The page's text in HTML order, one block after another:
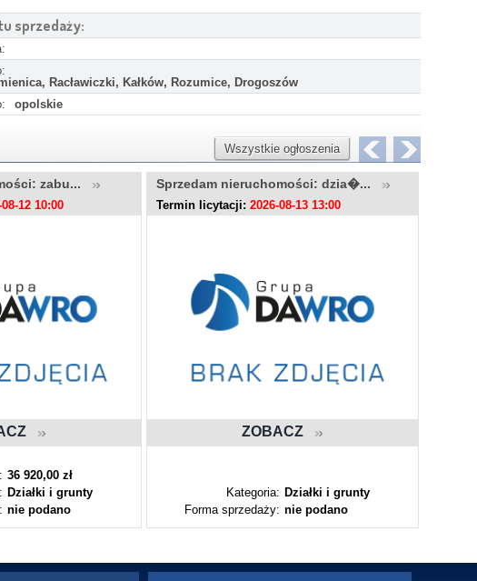
sprzedaży:
Racławiczki, Kałków, Rozumice, Drogoszów
opolskie
Wszystkie ogłoszenia
zabu...
12 10:00
36 920,00 zł
Działki i grunty
nie podano
Sprzedam nieruchomości: dzia�...
Termin licytacji: 2026-08-13 13:00
ZOBACZ
Kategoria: Działki i grunty
Forma sprzedaży: nie podano